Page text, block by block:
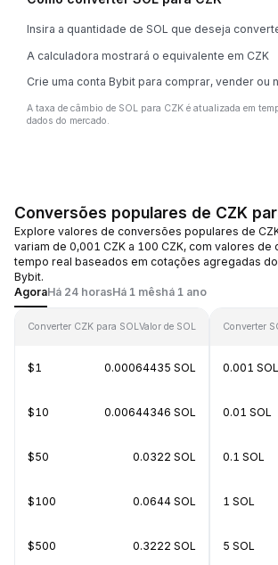
Insira a quantidade de SOL que deseja
A calculadora mostrará o equivalente em CZK
Crie uma conta Bybit para comprar, vender ou
A taxa de câmbio de SOL para CZK é atualizada em
dados do mercado.
Conversões populares de CZK
Explore valores de conversões populares de
variam de 0,001 CZK a 100 CZK, com valores de
tempo real baseados em cotações agregadas
Bybit.
AgoraHá 24 horasHá 1 mêshá 1 ano
Converter CZK para SOLValor de SOL
$1 0.00064435 SOL
$10 0.00644346 SOL
$50 0.0322 SOL
$100 0.0644 SOL
$500 0.3222 SOL
Converter
0.001 SOL
0.01 SOL
0.1 SOL
1 SOL
5 SOL